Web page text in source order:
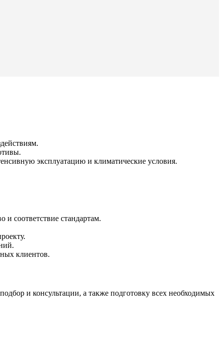
эксплуатацию и климатические условия.
соответствие стандартам.
клиентов.
и консультации, а также подготовку всех необходимых